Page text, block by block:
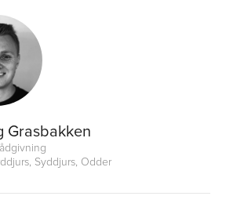
Grasbakken
Syddjurs, Odder